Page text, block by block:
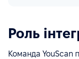
Роль
Команда YouScan